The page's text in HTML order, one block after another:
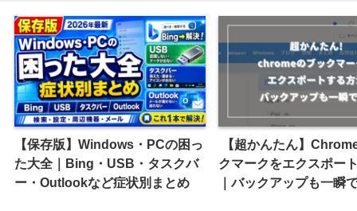
【保存版】Windows・PCの困っ
た大全｜Bing・USB・タスクバ
ー・Outlookなど症状別まとめ
【超かんたん】
クマークをエクスポー
｜バックアップも一瞬